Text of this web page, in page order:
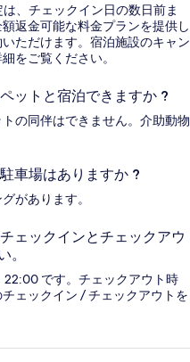
、チェックイン日の数日前ま
返金可能な料金プランを提供し
ただけます。宿泊施設のキャン
をご覧ください。
ットと宿泊できますか ?
の同伴はできません。介助動物
車場はありますか ?
があります。
ェックインとチェックアウ
。
22:00 です。チェックアウト時
ェックイン / チェックアウトを